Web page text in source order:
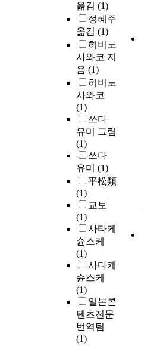
옮김 (1)
정혜주
옮김 (1)
히비노
사와코 지
음 (1)
히비노
사와코
(1)
쓰다
유미 그림
(1)
쓰다
유미 (1)
平松類
(1)
교보
(1)
사타케
슌스케
(1)
사다케
슌스케
(1)
일본콘
텐츠전문
번역팀
(1)